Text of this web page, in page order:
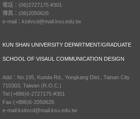
電話：(06)2727175 #301
傳真：(06)2050626
e-mail：ksitvcd@mail.ksu.edu.tw
KUN SHAN UNIVERSITY DEPARTMENT/GRADUATE
SCHOOL OF VISAUL COMMUNICATION DESIGN
Add：No.195, Kunda Rd., Yongkang Dist., Tainan City
710303, Taiwan (R.O.C.)
Tel:(+886)6-2727175 #301
Fax:(+886)6-2050626
e-mail:ksitvcd@mail.ksu.edu.tw